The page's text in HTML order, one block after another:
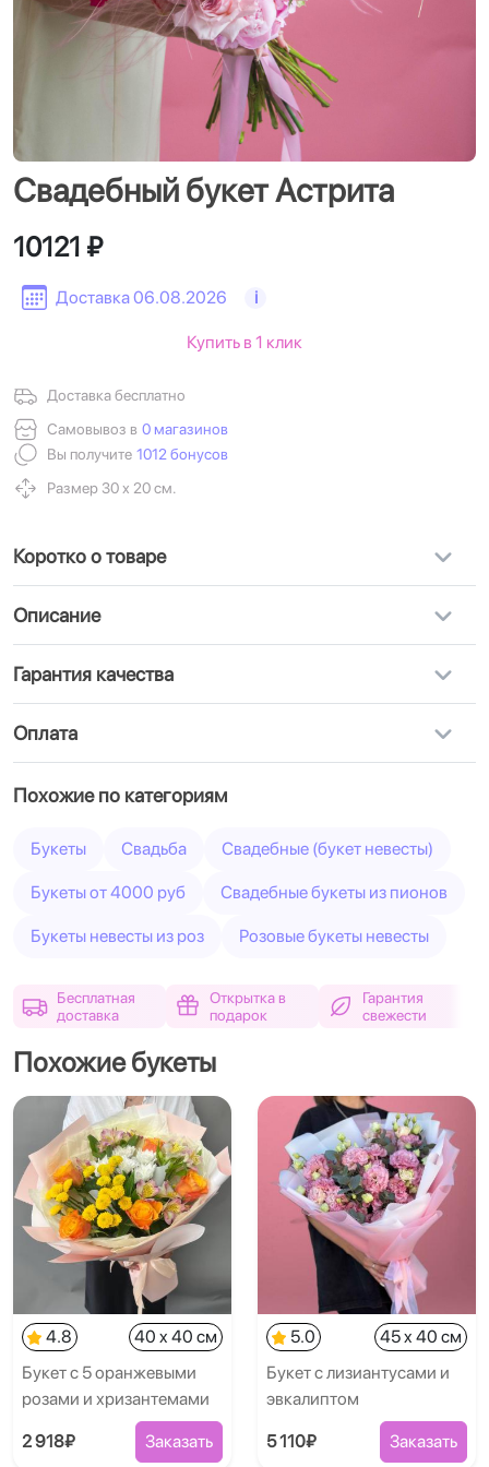
Свадебный букет Астрита
Доставка 06.08.2026 i
10121 ₽
Доставка бесплатно
Самовывоз в 0 магазинов
Вы получите 1012 бонусов
Размер 30 х 20 см.
Купить в 1 клик
Коротко о товаре
Описание
Гарантия качества
Оплата
Похожие по категориям
Букеты Свадьба Свадебные (букет невесты)
Букеты от 4000 руб Свадебные букеты из пионов
Букеты невесты из роз Розовые букеты невесты
Бесплатная
доставка
Открытка в
подарок
Гарантия
свежести
Похожие букеты
4.8
40 x 40 см
Букет с 5 оранжевыми
розами и хризантемами
2 918₽ Заказать
5.0
45 x 40 см
Букет с лизиантусами и
эвкалиптом
5 110₽ Заказать